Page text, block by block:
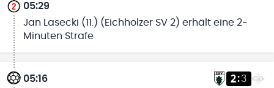
05:29
Jan Lasecki (11.) (Eichholzer SV 2) erhält eine 2-
Minuten Strafe
05:16 2:3